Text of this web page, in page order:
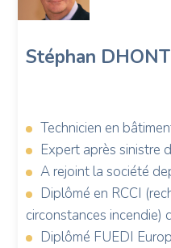
Dhont
Stéphan DHONT
Technicien en
Expert après sinistre
A rejoint la société
Diplômé en RCCI
circonstances
Diplômé FUEDI